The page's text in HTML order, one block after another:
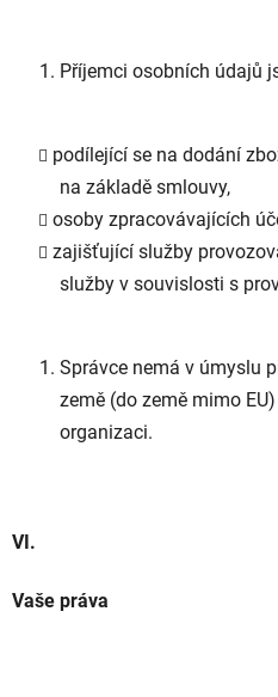
Příjemci osobních údajů
podílející se na dodání
na základě smlouvy,
osoby zpracovávajících
zajišťující služby
služby v souvislosti s
Správce nemá v úmyslu
země (do země mimo
organizaci.
VI.
Vaše práva